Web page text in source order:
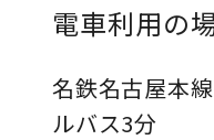
電車利用の
名鉄名古屋本
ルバス3分